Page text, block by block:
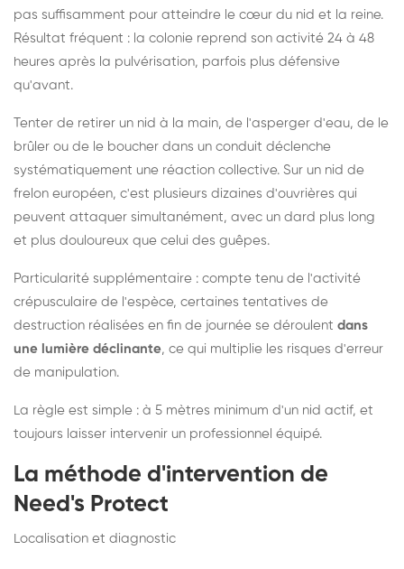
pas suffisamment pour atteindre le cœur du nid et la reine.
Résultat fréquent : la colonie reprend son activité 24 à 48
heures après la pulvérisation, parfois plus défensive
qu'avant.
Tenter de retirer un nid à la main, de l'asperger d'eau, de le
brûler ou de le boucher dans un conduit déclenche
systématiquement une réaction collective. Sur un nid de
frelon européen, c'est plusieurs dizaines d'ouvrières qui
peuvent attaquer simultanément, avec un dard plus long
et plus douloureux que celui des guêpes.
Particularité supplémentaire : compte tenu de l'activité
crépusculaire de l'espèce, certaines tentatives de
destruction réalisées en fin de journée se déroulent dans
une lumière déclinante, ce qui multiplie les risques d'erreur
de manipulation.
La règle est simple : à 5 mètres minimum d'un nid actif, et
toujours laisser intervenir un professionnel équipé.
La méthode d'intervention de
Need's Protect
Localisation et diagnostic